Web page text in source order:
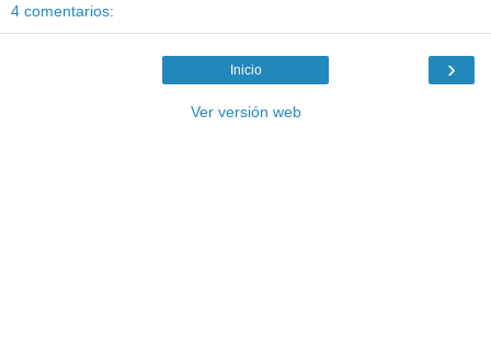
4 comentarios:
›
Inicio
Ver versión web